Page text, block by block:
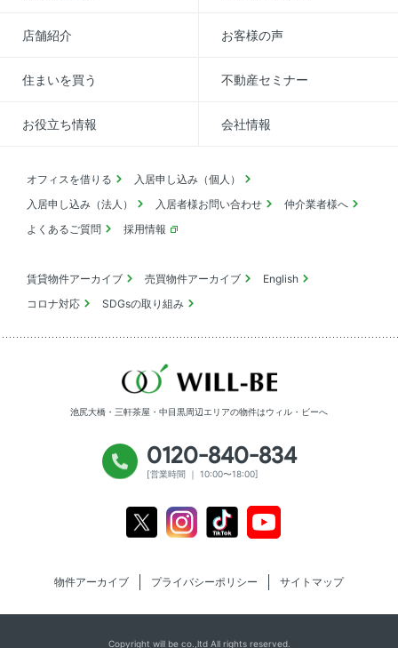
店舗紹介 お客様の声
住まいを買う 不動産セミナー
お役立ち情報 会社情報
オフィスを借りる
入居申し込み（個人）
入居申し込み（法人）
入居者様お問い合わせ
仲介業者様へ
よくあるご質問
採用情報
賃貸物件アーカイブ 売買物件アーカイブ
English
コロナ対応
SDGsの取り組み
池尻大橋・三軒茶屋・中目黒周辺エリアの物件はウィル・ビーへ
0120-840-834
[営業時間 ｜ 10:00〜18:00]
Instagram Tiktok
物件アーカイブ プライバシーポリシー サイトマップ
Copyright will be co.,ltd All rights reserved.